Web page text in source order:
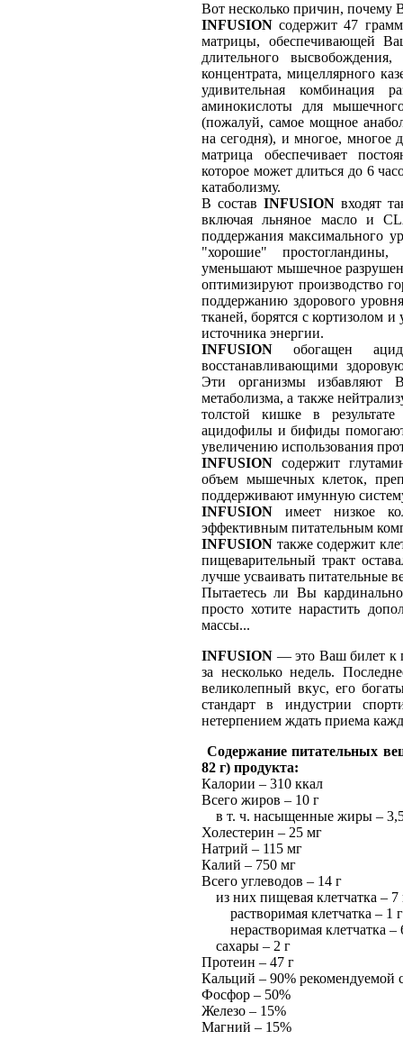
Вот несколько причин,
INFUSION содержит 47
матрицы, обеспечивающей
длительного
концентрата, мицеллярного
удивительная комбинация
аминокислоты для
(пожалуй, самое мощное
на сегодня), и многое, многое
матрица обеспечивает
которое может длиться до 6
катаболизму.
В состав INFUSIONвходят
включая льняное масло и
поддержания максимального
"хорошие"
уменьшают мышечное
оптимизируют производство
поддержанию здорового
тканей, борятся с кортизолом
источника энергии.
INFUSION обогащен
восстанавливающими
Эти организмы избавляют
метаболизма, а также
толстой кишке в
ацидофилы и бифиды
увеличению использования
INFUSION содержит
объем мышечных клеток,
поддерживают имунную
INFUSION имеет низкое
эффективным питательным
INFUSION также содержит
пищеварительный тракт
лучше усваивать питательные
Пытаетесь ли Вы
просто хотите нарастить
массы...
INFUSION — это Ваш билет к
за несколько недель.
великолепный вкус, его
стандарт в индустрии
нетерпением ждать приема
Содержание питательных
82 г) продукта:
Калории – 310 ккал
Всего жиров – 10 г
в т. ч. насыщенные жиры –
Холестерин – 25 мг
Натрий – 115 мг
Калий – 750 мг
Всего углеводов – 14 г
из них пищевая клетчатка – 7
растворимая клетчатка – 1 г
нерастворимая клетчатка –
сахары – 2 г
Протеин – 47 г
Кальций – 90% рекомендуемой
Фосфор – 50%
Железо – 15%
Магний – 15%